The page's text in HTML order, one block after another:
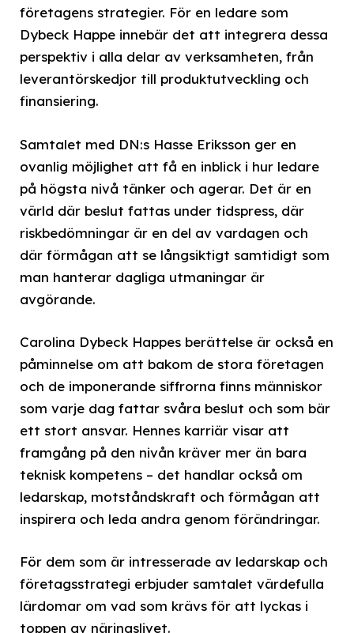
företagens strategier. För en ledare som
Dybeck Happe innebär det att integrera dessa
perspektiv i alla delar av verksamheten, från
leverantörskedjor till produktutveckling och
finansiering.
Samtalet med DN:s Hasse Eriksson ger en
ovanlig möjlighet att få en inblick i hur ledare
på högsta nivå tänker och agerar. Det är en
värld där beslut fattas under tidspress, där
riskbedömningar är en del av vardagen och
där förmågan att se långsiktigt samtidigt som
man hanterar dagliga utmaningar är
avgörande.
Carolina Dybeck Happes berättelse är också en
påminnelse om att bakom de stora företagen
och de imponerande siffrorna finns människor
som varje dag fattar svåra beslut och som bär
ett stort ansvar. Hennes karriär visar att
framgång på den nivån kräver mer än bara
teknisk kompetens – det handlar också om
ledarskap, motståndskraft och förmågan att
inspirera och leda andra genom förändringar.
För dem som är intresserade av ledarskap och
företagsstrategi erbjuder samtalet värdefulla
lärdomar om vad som krävs för att lyckas i
toppen av näringslivet.